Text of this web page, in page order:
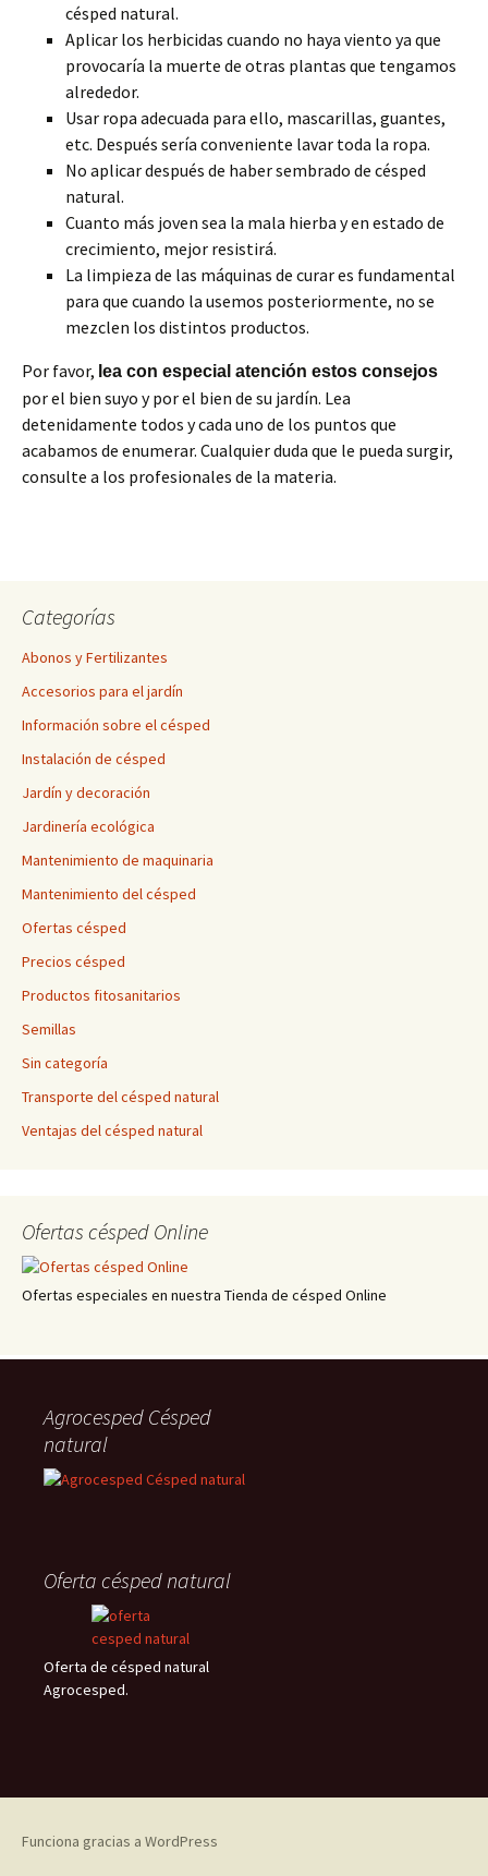
césped natural.
Aplicar los herbicidas cuando no haya viento ya que
provocaría la muerte de otras plantas que tengamos
alrededor.
Usar ropa adecuada para ello, mascarillas, guantes,
etc. Después sería conveniente lavar toda la ropa.
No aplicar después de haber sembrado de césped
natural.
Cuanto más joven sea la mala hierba y en estado de
crecimiento, mejor resistirá.
La limpieza de las máquinas de curar es fundamental
para que cuando la usemos posteriormente, no se
mezclen los distintos productos.
Por favor, lea con especial atención estos consejos
por el bien suyo y por el bien de su jardín. Lea
detenidamente todos y cada uno de los puntos que
acabamos de enumerar. Cualquier duda que le pueda surgir,
consulte a los profesionales de la materia.
Categorías
Abonos y Fertilizantes
Accesorios para el jardín
Información sobre el césped
Instalación de césped
Jardín y decoración
Jardinería ecológica
Mantenimiento de maquinaria
Mantenimiento del césped
Ofertas césped
Precios césped
Productos fitosanitarios
Semillas
Sin categoría
Transporte del césped natural
Ventajas del césped natural
Ofertas césped Online
Ofertas especiales en nuestra Tienda de césped Online
Agrocesped Césped
natural
Oferta césped natural
Oferta de césped natural
Agrocesped.
Funciona gracias a WordPress